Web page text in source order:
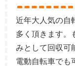
近年大人気の自
多く頂きます。
みとして回収可
電動自転車でも